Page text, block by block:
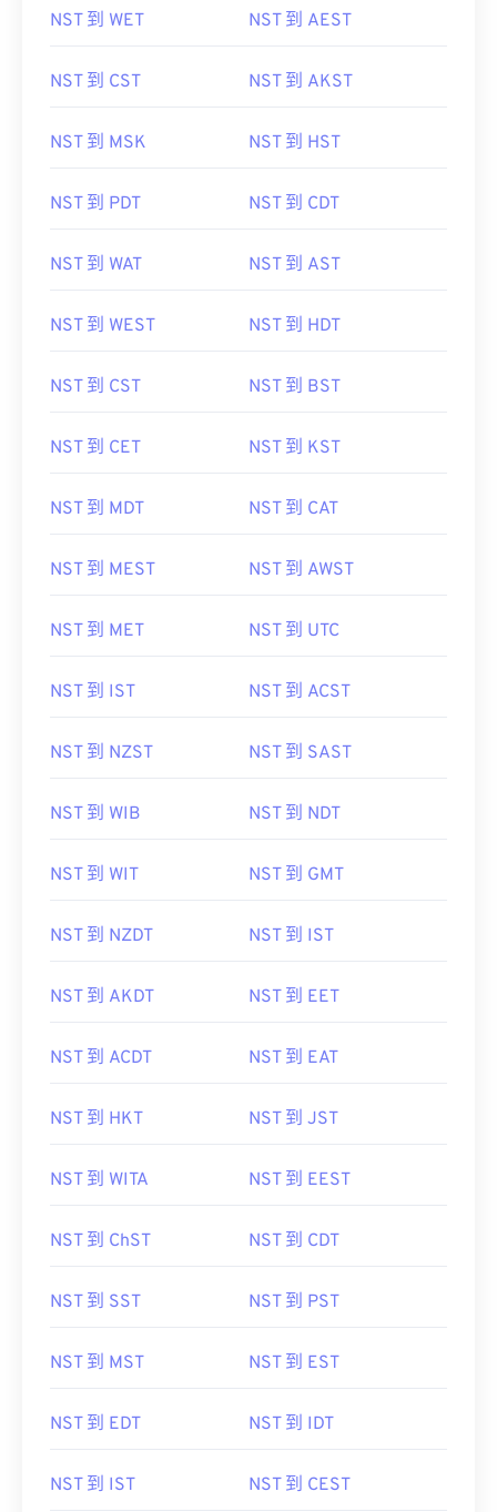
NST 到 WET NST 到 AEST
NST 到 CST NST 到 AKST
NST 到 MSK NST 到 HST
NST 到 PDT NST 到 CDT
NST 到 WAT NST 到 AST
NST 到 WEST NST 到 HDT
NST 到 CST NST 到 BST
NST 到 CET NST 到 KST
NST 到 MDT NST 到 CAT
NST 到 MEST NST 到 AWST
NST 到 MET NST 到 UTC
NST 到 IST NST 到 ACST
NST 到 NZST NST 到 SAST
NST 到 WIB NST 到 NDT
NST 到 WIT NST 到 GMT
NST 到 NZDT NST 到 IST
NST 到 AKDT NST 到 EET
NST 到 ACDT NST 到 EAT
NST 到 HKT NST 到 JST
NST 到 WITA NST 到 EEST
NST 到 ChST NST 到 CDT
NST 到 SST NST 到 PST
NST 到 MST NST 到 EST
NST 到 EDT NST 到 IDT
NST 到 IST NST 到 CEST